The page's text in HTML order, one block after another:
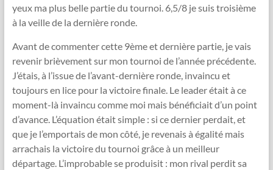
yeux ma plus belle partie du tournoi. 6,5/8 je suis troisième
à la veille de la dernière ronde.
Avant de commenter cette 9ème et dernière partie, je vais
revenir brièvement sur mon tournoi de l’année précédente.
J’étais, à l’issue de l’avant-dernière ronde, invaincu et
toujours en lice pour la victoire finale. Le leader était à ce
moment-là invaincu comme moi mais bénéficiait d’un point
d’avance. L’équation était simple : si ce dernier perdait, et
que je l’emportais de mon côté, je revenais à égalité mais
arrachais la victoire du tournoi grâce à un meilleur
départage. L’improbable se produisit : mon rival perdit sa